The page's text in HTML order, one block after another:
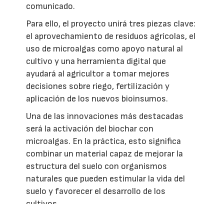
comunicado.
Para ello, el proyecto unirá tres piezas clave:
el aprovechamiento de residuos agrícolas, el
uso de microalgas como apoyo natural al
cultivo y una herramienta digital que
ayudará al agricultor a tomar mejores
decisiones sobre riego, fertilización y
aplicación de los nuevos bioinsumos.
Una de las innovaciones más destacadas
será la activación del biochar con
microalgas. En la práctica, esto significa
combinar un material capaz de mejorar la
estructura del suelo con organismos
naturales que pueden estimular la vida del
suelo y favorecer el desarrollo de los